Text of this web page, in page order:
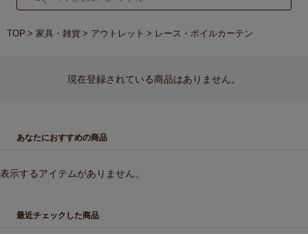
TOP 家具・雑貨 アウトレット レース・ボイルカーテン
現在登録されている商品はありません。
あなたにおすすめの商品
表示するアイテムがありません。
最近チェックした商品